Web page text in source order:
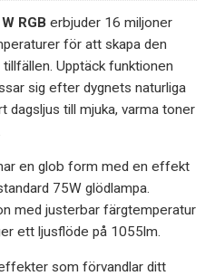
RGB erbjuder 16 miljoner
för att skapa den
Upptäck funktionen
sig efter dygnets naturliga
dagsljus till mjuka, varma toner
en glob form med en effekt
75W glödlampa.
med justerbar färgtemperatur
ett ljusflöde på 1055lm.
som förvandlar ditt